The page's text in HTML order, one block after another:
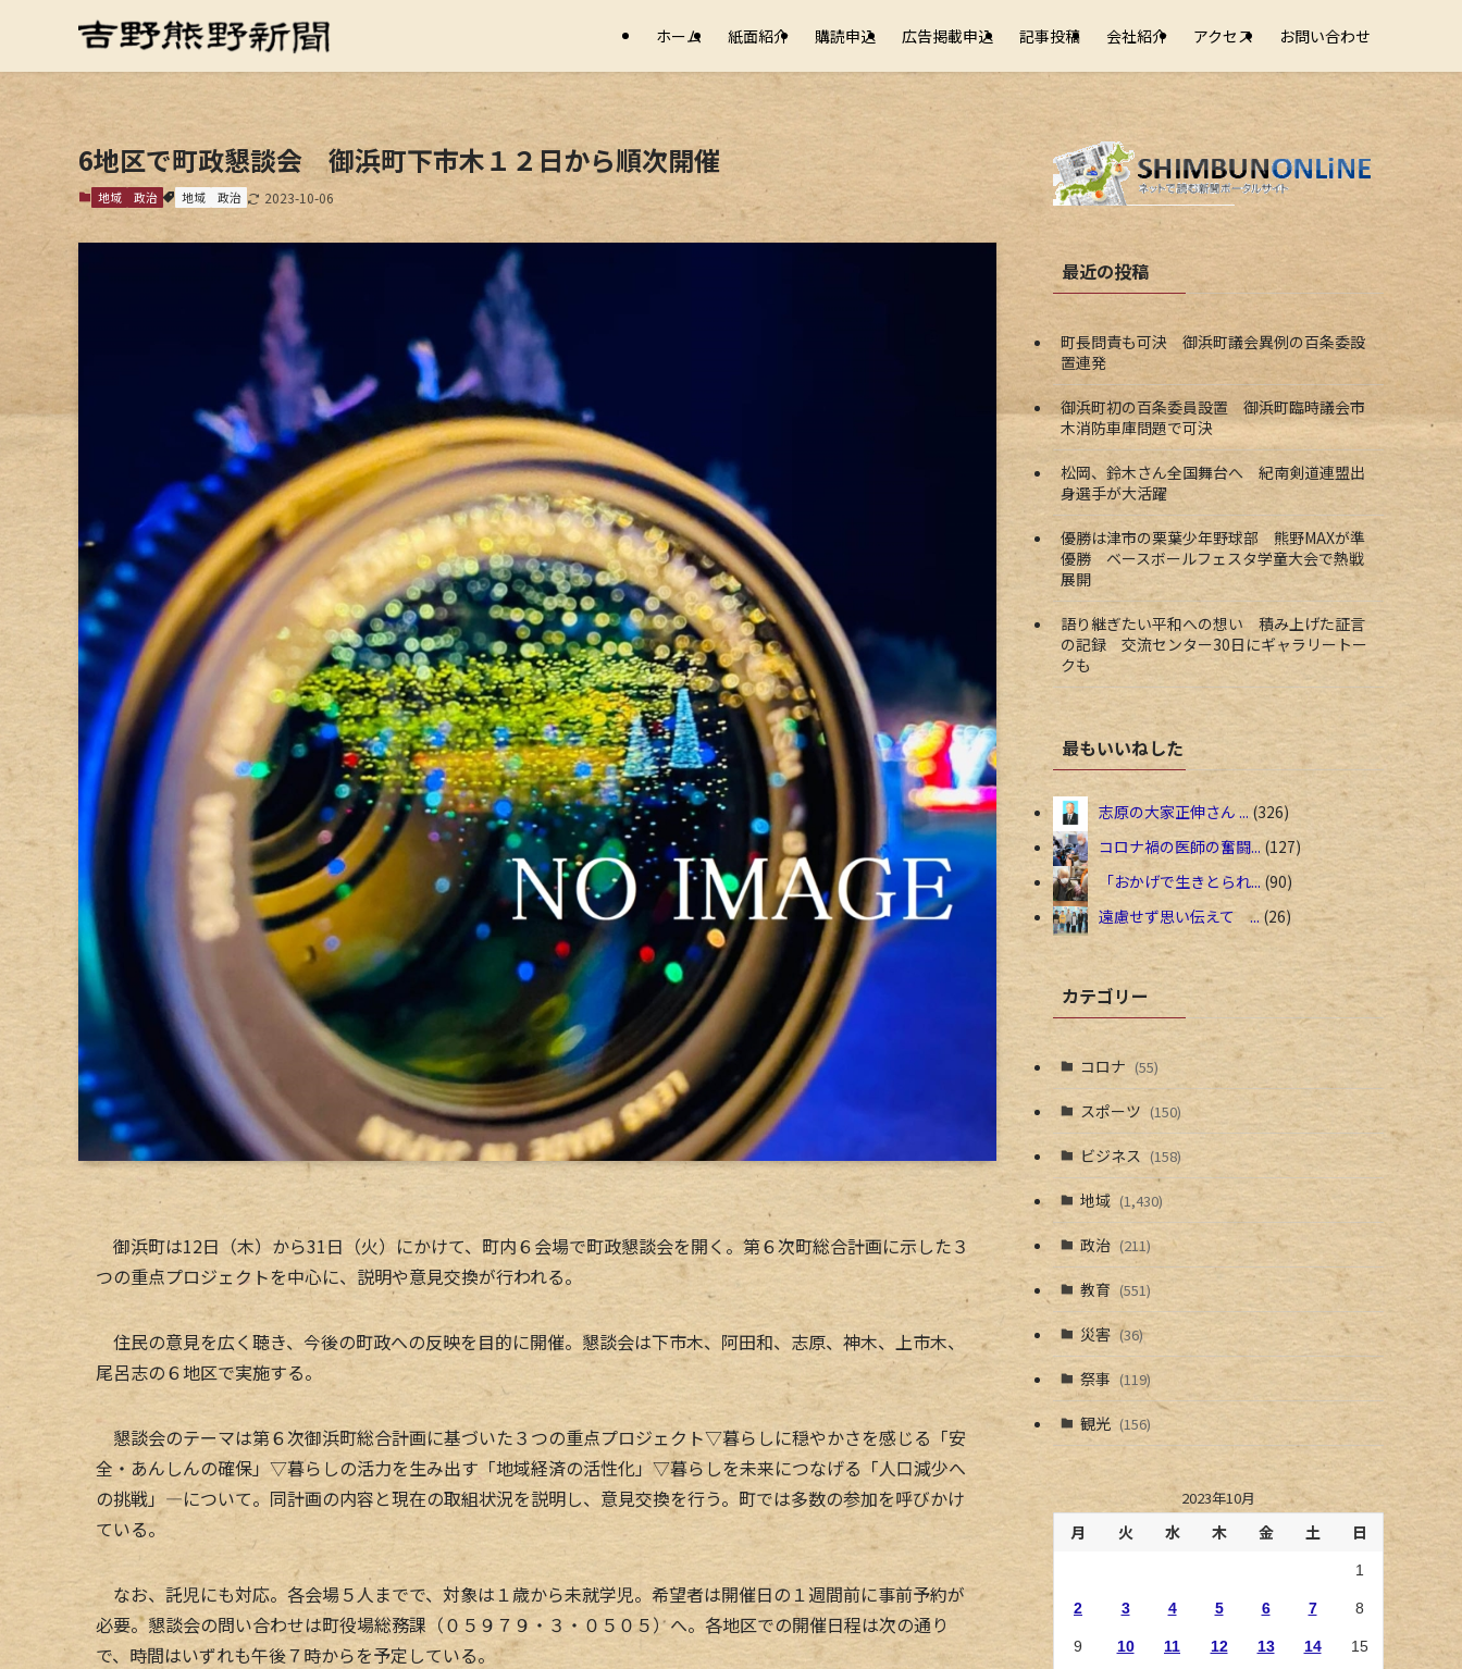
ホーム 紙面紹介 購読申込 広告掲載申込 記事投稿 会社紹介 アクセス お問い合わせ
6地区で町政懇談会 御浜町下市木１２日から順次開催
地域 政治 地域 政治 2023-10-06
御浜町は12日（木）から31日（火）にかけて、町内６会場で町政懇談会を開く。第６次町総合計画に示した３
つの重点プロジェクトを中心に、説明や意見交換が行われる。
住民の意見を広く聴き、今後の町政への反映を目的に開催。懇談会は下市木、阿田和、志原、神木、上市木、
尾呂志の６地区で実施する。
懇談会のテーマは第６次御浜町総合計画に基づいた３つの重点プロジェクト▽暮らしに穏やかさを感じる「安
全・あんしんの確保」▽暮らしの活力を生み出す「地域経済の活性化」▽暮らしを未来につなげる「人口減少へ
の挑戦」―について。同計画の内容と現在の取組状況を説明し、意見交換を行う。町では多数の参加を呼びかけ
ている。
なお、託児にも対応。各会場５人までで、対象は１歳から未就学児。希望者は開催日の１週間前に事前予約が
必要。懇談会の問い合わせは町役場総務課（０５９７９・３・０５０５）へ。各地区での開催日程は次の通り
で、時間はいずれも午後７時からを予定している。
最近の投稿
町長問責も可決 御浜町議会異例の百条委設
置連発
御浜町初の百条委員設置 御浜町臨時議会市
木消防車庫問題で可決
松岡、鈴木さん全国舞台へ 紀南剣道連盟出
身選手が大活躍
優勝は津市の栗葉少年野球部 熊野MAXが準
優勝 ベースボールフェスタ学童大会で熱戦
展開
語り継ぎたい平和への想い 積み上げた証言
の記録 交流センター30日にギャラリートー
クも
最もいいねした
志原の大家正伸さん ... 326
コロナ禍の医師の奮闘... 127
「おかげで生きとられ... 90
遠慮せず思い伝えて ... 26
カテゴリー
コロナ (55)
スポーツ (150)
ビジネス (158)
地域 (1,430)
政治 (211)
教育 (551)
災害 (36)
祭事 (119)
観光 (156)
2023年10月
月 火 水 木 金 土 日
1
2 3 4 5 6 7 8
9 10 11 12 13 14 15